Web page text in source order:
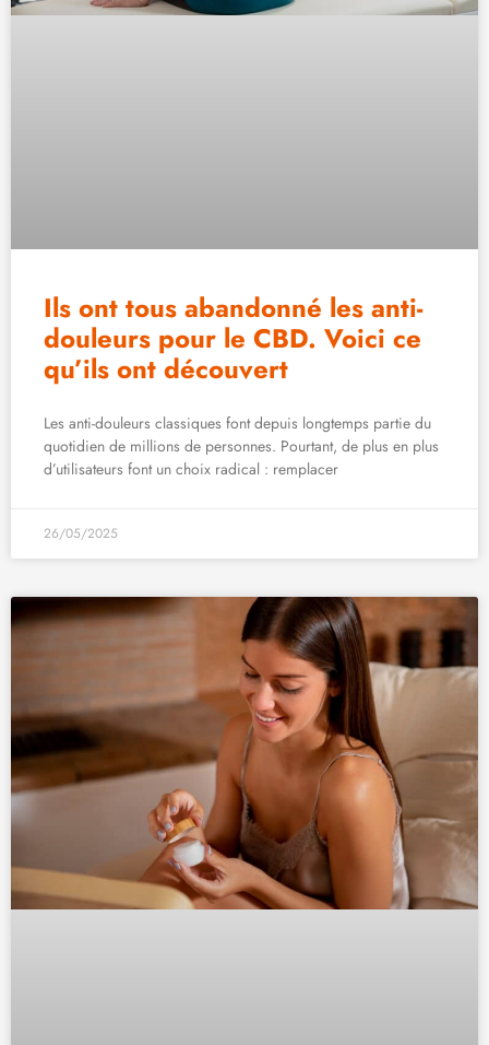
Ils ont tous abandonné les anti-
douleurs pour le CBD. Voici ce
qu’ils ont découvert
Les anti-douleurs classiques font depuis longtemps partie du
quotidien de millions de personnes. Pourtant, de plus en plus
d’utilisateurs font un choix radical : remplacer
26/05/2025